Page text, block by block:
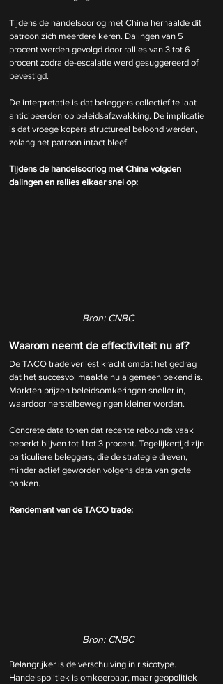
Tijdens de handelsoorlog met China herhaalde dit
patroon zich meerdere keren. Dalingen van 5
procent werden gevolgd door rallies van 3 tot 6
procent zodra de-escalatie werd gesuggereerd of
bevestigd.
De interpretatie is dat beleggers collectief te laat
anticipeerden op beleidsafzwakking. De implicatie
is dat vroege kopers structureel beloond werden,
zolang het patroon intact bleef.
Tijdens de handelsoorlog met China volgden
dalingen en rallies elkaar snel op:
Bron: CNBC
Waarom neemt de effectiviteit nu af?
De TACO trade verliest kracht omdat het gedrag
dat het succesvol maakte nu algemeen bekend is.
Markten prijzen beleidsomkeringen sneller in,
waardoor herstelbewegingen kleiner worden.
Concrete data tonen dat recente rebounds vaak
beperkt blijven tot 1 tot 3 procent. Tegelijkertijd zijn
particuliere beleggers, die de strategie dreven,
minder actief geworden volgens data van grote
banken.
Rendement van de TACO trade:
Bron: CNBC
Belangrijker is de verschuiving in risicotype.
Handelspolitiek is omkeerbaar, maar geopolitiek